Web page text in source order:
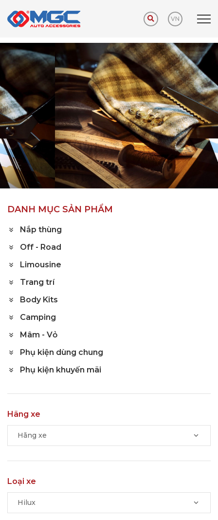
VN
Trang chủ Sản phẩm Phụ kiện khuyến mãi
DANH MỤC SẢN PHẨM
Nắp thùng
Off - Road
Limousine
Trang trí
Body Kits
Camping
Mâm - Vỏ
Phụ kiện dùng chung
Phụ kiện khuyến mãi
Hãng xe
Hãng xe
Loại xe
Hilux